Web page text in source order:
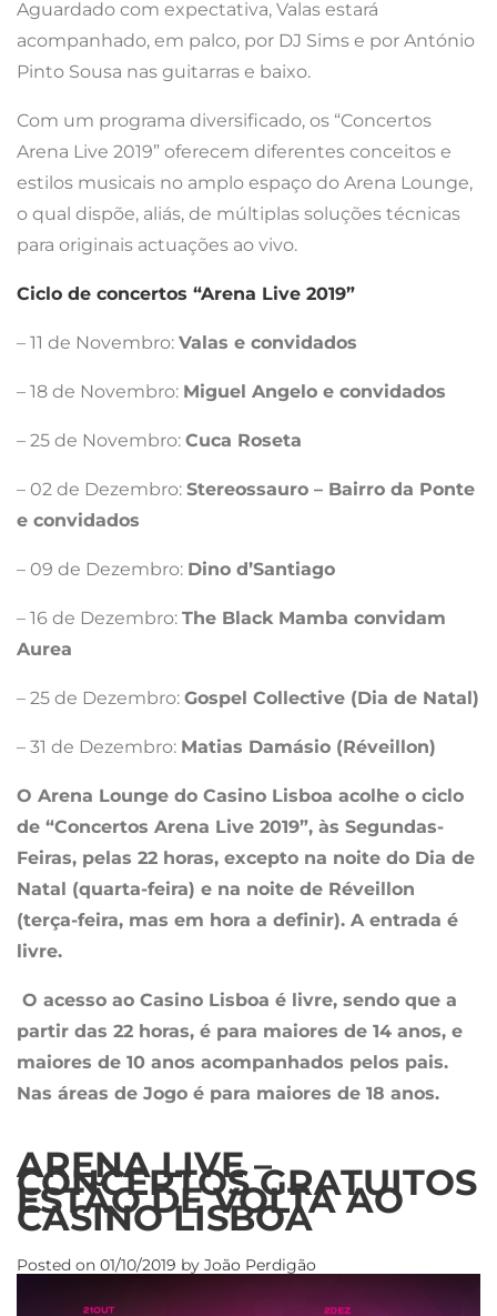
Aguardado com expectativa, Valas estará
acompanhado, em palco, por DJ Sims e por António
Pinto Sousa nas guitarras e baixo.
Com um programa diversificado, os “Concertos
Arena Live 2019” oferecem diferentes conceitos e
estilos musicais no amplo espaço do Arena Lounge,
o qual dispõe, aliás, de múltiplas soluções técnicas
para originais actuações ao vivo.
Ciclo de concertos “Arena Live 2019”
– 11 de Novembro: Valas e convidados
– 18 de Novembro: Miguel Angelo e convidados
– 25 de Novembro: Cuca Roseta
– 02 de Dezembro: Stereossauro – Bairro da Ponte
e convidados
– 09 de Dezembro: Dino d’Santiago
– 16 de Dezembro: The Black Mamba convidam
Aurea
– 25 de Dezembro: Gospel Collective (Dia de Natal)
– 31 de Dezembro: Matias Damásio (Réveillon)
O Arena Lounge do Casino Lisboa acolhe o ciclo
de “Concertos Arena Live 2019”, às Segundas-
Feiras, pelas 22 horas, excepto na noite do Dia de
Natal (quarta-feira) e na noite de Réveillon
(terça-feira, mas em hora a definir). A entrada é
livre.
O acesso ao Casino Lisboa é livre, sendo que a
partir das 22 horas, é para maiores de 14 anos, e
maiores de 10 anos acompanhados pelos pais.
Nas áreas de Jogo é para maiores de 18 anos.
ARENA LIVE –
CONCERTOS GRATUITOS
ESTÃO DE VOLTA AO
CASINO LISBOA
Posted on 01/10/2019 by João Perdigão